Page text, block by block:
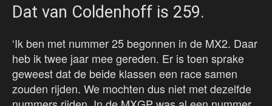
Dat van Coldenhoff is 259.
‘Ik ben met nummer 25 begonnen in de MX2. Daar
heb ik twee jaar mee gereden. Er is toen sprake
geweest dat de beide klassen een race samen
zouden rijden. We mochten dus niet met dezelfde